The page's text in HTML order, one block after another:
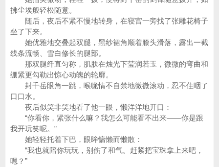
拂尘埃般轻松随意。
随后，夜后不紧不慢地转身，在寝宫一旁找了张雕花椅子
坐了下来。
她优雅地交叠起双腿，黑纱裙角顺着膝头滑落，露出一截
线条流畅、雪白修长的腿部。
那双腿纤直匀称，肌肤在烛光下莹润若玉，微微的弯曲和
绷紧更勾勒出惊心动魄的轮廓。
封千岳眼角一跳，喉咙情不自禁地微微滚动，忍不住咽了
口口水。
夜后似笑非笑地看了他一眼，懒洋洋地开口：
“你看你，紧张什么嘛？我怎么可能看不出来——你是跟
我开玩笑呢。”
她轻轻托着下巴，眼眸慵懒而懒散：
“我也就陪你玩玩，别伤了和气。赶紧把宝珠拿上来吧，
嗯？”